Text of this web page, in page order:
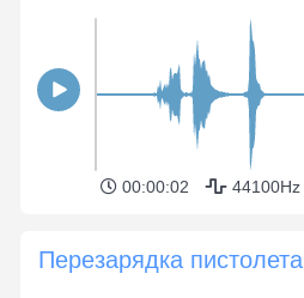
00:00:02 44100Hz
Перезарядка пистолета